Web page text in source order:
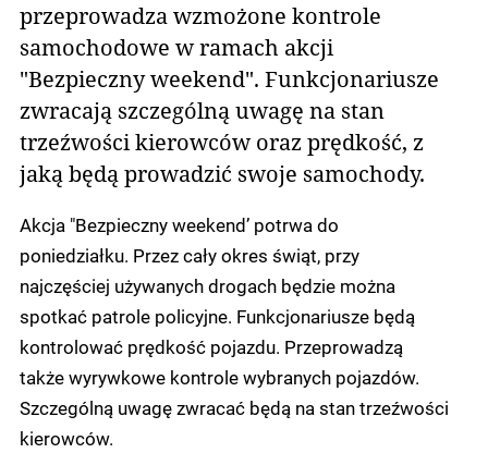
przeprowadza wzmożone kontrole
samochodowe w ramach akcji
"Bezpieczny weekend". Funkcjonariusze
zwracają szczególną uwagę na stan
trzeźwości kierowców oraz prędkość, z
jaką będą prowadzić swoje samochody.
Akcja "Bezpieczny weekend’ potrwa do
poniedziałku. Przez cały okres świąt, przy
najczęściej używanych drogach będzie można
spotkać patrole policyjne. Funkcjonariusze będą
kontrolować prędkość pojazdu. Przeprowadzą
także wyrywkowe kontrole wybranych pojazdów.
Szczególną uwagę zwracać będą na stan trzeźwości
kierowców.